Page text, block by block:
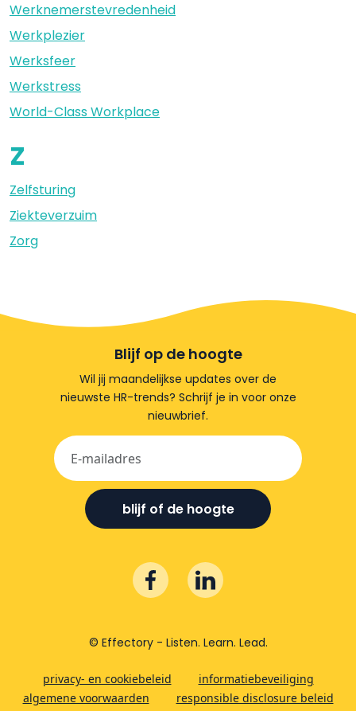
Werknemerstevredenheid
Werkplezier
Werksfeer
Werkstress
World-Class Workplace
Z
Zelfsturing
Ziekteverzuim
Zorg
Blijf op de hoogte
Wil jij maandelijkse updates over de
nieuwste HR-trends? Schrijf je in voor onze
nieuwbrief.
blijf of de hoogte
© Effectory - Listen. Learn. Lead.
privacy- en cookiebeleid
informatiebeveiliging
algemene voorwaarden
responsible disclosure beleid